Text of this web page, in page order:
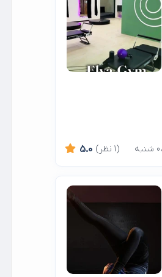
5.0 (1 نظر)